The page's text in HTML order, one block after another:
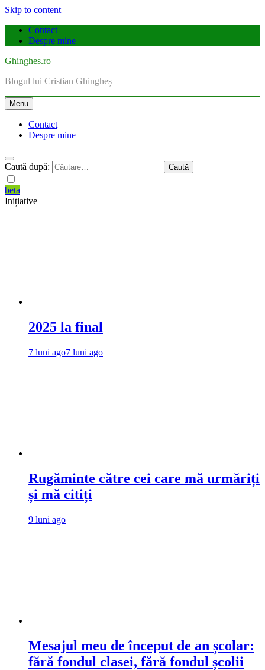
Skip to content
Contact
Despre mine
Ghinghes.ro
Blogul lui Cristian Ghingheș
Menu
Contact
Despre mine
Caută după:
beta
Inițiative
2025 la final
7 luni ago7 luni ago
Rugăminte către cei care mă urmăriți
și mă citiți
9 luni ago
Mesajul meu de început de an școlar:
fără fondul clasei, fără fondul școlii